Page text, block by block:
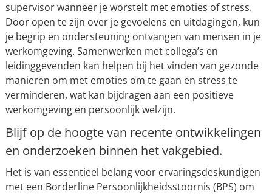
supervisor wanneer je worstelt met emoties of stress.
Door open te zijn over je gevoelens en uitdagingen, kun
je begrip en ondersteuning ontvangen van mensen in je
werkomgeving. Samenwerken met collega’s en
leidinggevenden kan helpen bij het vinden van gezonde
manieren om met emoties om te gaan en stress te
verminderen, wat kan bijdragen aan een positieve
werkomgeving en persoonlijk welzijn.
Blijf op de hoogte van recente ontwikkelingen
en onderzoeken binnen het vakgebied.
Het is van essentieel belang voor ervaringsdeskundigen
met een Borderline Persoonlijkheidsstoornis (BPS) om